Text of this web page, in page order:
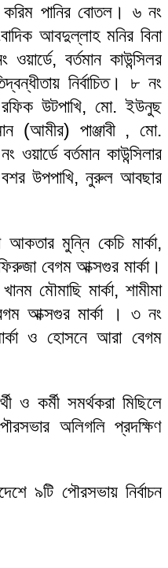
করিম পানির বোতল। ৬ নং
আবদুল্লাহ মনির বিনা
ওয়ার্ডে, বর্তমান কাউন্সিলর
নির্বাচিত। ৮ নং
রফিক উটপাখি, মো. ইউনুছ
(আমীর) পাঞ্জাবী , মো.
বর্তমান কাউন্সিলার
উপপাখি, নুরুল আবছার
মুন্নি কেচি মার্কা,
বেগম আক্সগুর মার্কা।
মৌমাছি মার্কা, শামীমা
আক্সগুর মার্কা । ৩ নং
ও হোসনে আরা বেগম
ও কর্মী সমর্থকরা মিছিলে
অলিগলি প্রদক্ষিণ
৯টি পৌরসভায় নির্বাচন